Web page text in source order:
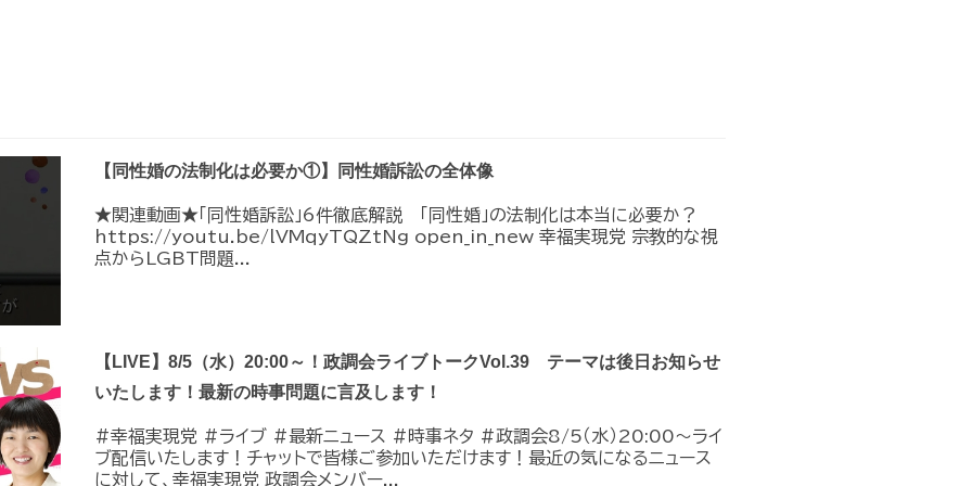
【同性婚の法制化は必要か①】同性婚訴訟の全体像
★関連動画★「同性婚訴訟」6件徹底解説 「同性婚」の法制化は本当に必要か？
https://youtu.be/lVMqyTQZtNg open_in_new 幸福実現党 宗教的な視
点からLGBT問題...
【LIVE】8/5（水）20:00～！政調会ライブトークVol.39 テーマは後日お知らせ
いたします！最新の時事問題に言及します！
#幸福実現党 #ライブ #最新ニュース #時事ネタ #政調会8/5（水）20:00～ライ
ブ配信いたします！チャットで皆様ご参加いただけます！最近の気になるニュース
に対して、幸福実現党 政調会メンバー...